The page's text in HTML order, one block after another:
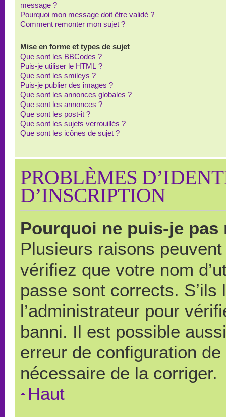
message ?
Pourquoi mon message doit être validé ?
Comment remonter mon sujet ?
Mise en forme et types de sujet
Que sont les BBCodes ?
Puis-je utiliser le HTML ?
Que sont les smileys ?
Puis-je publier des images ?
Que sont les annonces globales ?
Que sont les annonces ?
Que sont les post-it ?
Que sont les sujets verrouillés ?
Que sont les icônes de sujet ?
PROBLÈMES
D’INSCRIPTION
Pourquoi ne puis-je pas
Plusieurs raisons
vérifiez que votre nom
passe sont corrects.
l’administrateur pour
banni. Il est possible
erreur de configuration
nécessaire de la corriger.
Haut